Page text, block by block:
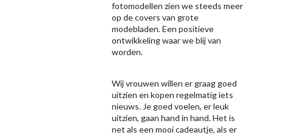
fotomodellen zien we steeds meer
op de covers van grote
modebladen. Een positieve
ontwikkeling waar we blij van
worden.
Wij vrouwen willen er graag goed
uitzien en kopen regelmatig iets
nieuws. Je goed voelen, er leuk
uitzien, gaan hand in hand. Het is
net als een mooi cadeautje, als er